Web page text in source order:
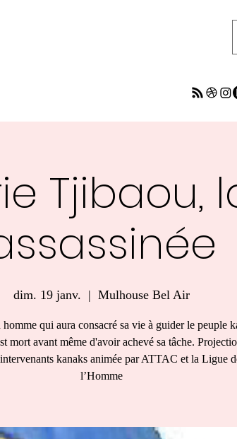
Tjibaou,
dim. 19 janv.
  |
Mulhouse Bel Air
qui aura consacré sa vie à guider le peuple
mort avant même d'avoir achevé sa tâche.
kanaks animée par ATTAC et la Ligue
l’Homme